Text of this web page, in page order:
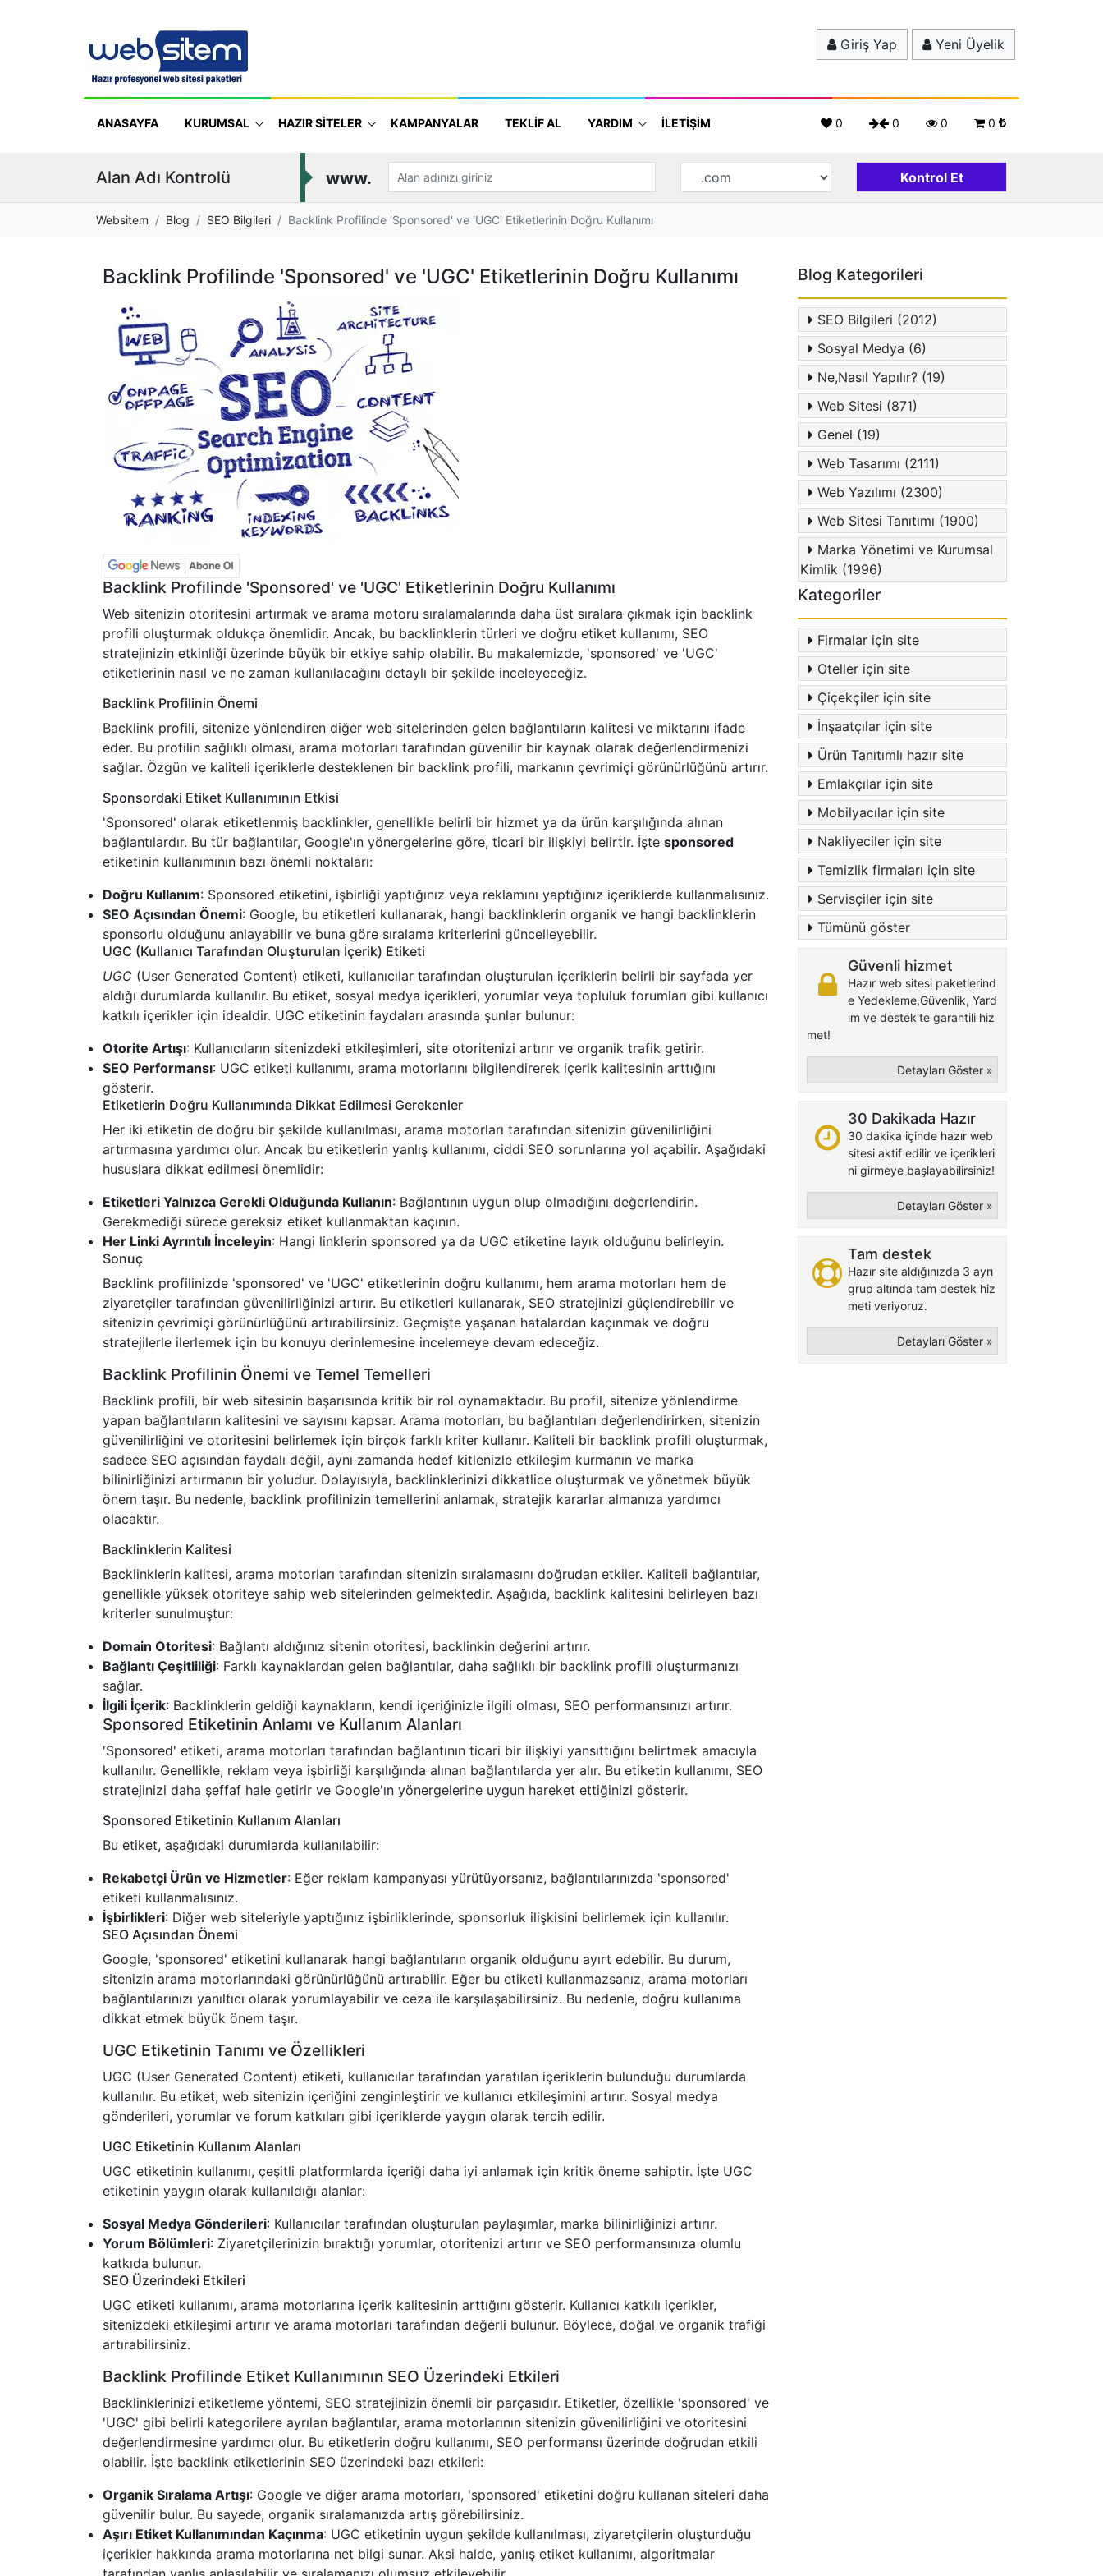
Giriş Yap Yeni Üyelik
0
0
0
0
ANASAYFA KURUMSAL HAZIR SİTELER KAMPANYALAR TEKLİF AL YARDIM İLETİŞİM
Alan Adı Kontrolü www.
Websitem Blog SEO Bilgileri Backlink Profilinde 'Sponsored' ve 'UGC' Etiketlerinin Doğru Kullanımı
Backlink Profilinde 'Sponsored' ve 'UGC' Etiketlerinin Doğru Kullanımı
Backlink Profilinde 'Sponsored' ve 'UGC' Etiketlerinin Doğru Kullanımı
Web sitenizin otoritesini artırmak ve arama motoru sıralamalarında daha üst sıralara çıkmak için backlink
profili oluşturmak oldukça önemlidir. Ancak, bu backlinklerin türleri ve doğru etiket kullanımı, SEO
stratejinizin etkinliği üzerinde büyük bir etkiye sahip olabilir. Bu makalemizde, 'sponsored' ve 'UGC'
etiketlerinin nasıl ve ne zaman kullanılacağını detaylı bir şekilde inceleyeceğiz.
Backlink Profilinin Önemi
Backlink profili, sitenize yönlendiren diğer web sitelerinden gelen bağlantıların kalitesi ve miktarını ifade
eder. Bu profilin sağlıklı olması, arama motorları tarafından güvenilir bir kaynak olarak değerlendirmenizi
sağlar. Özgün ve kaliteli içeriklerle desteklenen bir backlink profili, markanın çevrimiçi görünürlüğünü artırır.
Sponsordaki Etiket Kullanımının Etkisi
'Sponsored' olarak etiketlenmiş backlinkler, genellikle belirli bir hizmet ya da ürün karşılığında alınan
bağlantılardır. Bu tür bağlantılar, Google'ın yönergelerine göre, ticari bir ilişkiyi belirtir. İşte sponsored
etiketinin kullanımının bazı önemli noktaları:
Doğru Kullanım: Sponsored etiketini, işbirliği yaptığınız veya reklamını yaptığınız içeriklerde kullanmalısınız.
SEO Açısından Önemi: Google, bu etiketleri kullanarak, hangi backlinklerin organik ve hangi backlinklerin
sponsorlu olduğunu anlayabilir ve buna göre sıralama kriterlerini güncelleyebilir.
UGC (Kullanıcı Tarafından Oluşturulan İçerik) Etiketi
UGC (User Generated Content) etiketi, kullanıcılar tarafından oluşturulan içeriklerin belirli bir sayfada yer
aldığı durumlarda kullanılır. Bu etiket, sosyal medya içerikleri, yorumlar veya topluluk forumları gibi kullanıcı
katkılı içerikler için idealdir. UGC etiketinin faydaları arasında şunlar bulunur:
Otorite Artışı: Kullanıcıların sitenizdeki etkileşimleri, site otoritenizi artırır ve organik trafik getirir.
SEO Performansı: UGC etiketi kullanımı, arama motorlarını bilgilendirerek içerik kalitesinin arttığını
gösterir.
Etiketlerin Doğru Kullanımında Dikkat Edilmesi Gerekenler
Her iki etiketin de doğru bir şekilde kullanılması, arama motorları tarafından sitenizin güvenilirliğini
artırmasına yardımcı olur. Ancak bu etiketlerin yanlış kullanımı, ciddi SEO sorunlarına yol açabilir. Aşağıdaki
hususlara dikkat edilmesi önemlidir:
Etiketleri Yalnızca Gerekli Olduğunda Kullanın: Bağlantının uygun olup olmadığını değerlendirin.
Gerekmediği sürece gereksiz etiket kullanmaktan kaçının.
Her Linki Ayrıntılı İnceleyin: Hangi linklerin sponsored ya da UGC etiketine layık olduğunu belirleyin.
Sonuç
Backlink profilinizde 'sponsored' ve 'UGC' etiketlerinin doğru kullanımı, hem arama motorları hem de
ziyaretçiler tarafından güvenilirliğinizi artırır. Bu etiketleri kullanarak, SEO stratejinizi güçlendirebilir ve
sitenizin çevrimiçi görünürlüğünü artırabilirsiniz. Geçmişte yaşanan hatalardan kaçınmak ve doğru
stratejilerle ilerlemek için bu konuyu derinlemesine incelemeye devam edeceğiz.
Backlink Profilinin Önemi ve Temel Temelleri
Backlink profili, bir web sitesinin başarısında kritik bir rol oynamaktadır. Bu profil, sitenize yönlendirme
yapan bağlantıların kalitesini ve sayısını kapsar. Arama motorları, bu bağlantıları değerlendirirken, sitenizin
güvenilirliğini ve otoritesini belirlemek için birçok farklı kriter kullanır. Kaliteli bir backlink profili oluşturmak,
sadece SEO açısından faydalı değil, aynı zamanda hedef kitlenizle etkileşim kurmanın ve marka
bilinirliğinizi artırmanın bir yoludur. Dolayısıyla, backlinklerinizi dikkatlice oluşturmak ve yönetmek büyük
önem taşır. Bu nedenle, backlink profilinizin temellerini anlamak, stratejik kararlar almanıza yardımcı
olacaktır.
Backlinklerin Kalitesi
Backlinklerin kalitesi, arama motorları tarafından sitenizin sıralamasını doğrudan etkiler. Kaliteli bağlantılar,
genellikle yüksek otoriteye sahip web sitelerinden gelmektedir. Aşağıda, backlink kalitesini belirleyen bazı
kriterler sunulmuştur:
Domain Otoritesi: Bağlantı aldığınız sitenin otoritesi, backlinkin değerini artırır.
Bağlantı Çeşitliliği: Farklı kaynaklardan gelen bağlantılar, daha sağlıklı bir backlink profili oluşturmanızı
sağlar.
İlgili İçerik: Backlinklerin geldiği kaynakların, kendi içeriğinizle ilgili olması, SEO performansınızı artırır.
Sponsored Etiketinin Anlamı ve Kullanım Alanları
'Sponsored' etiketi, arama motorları tarafından bağlantının ticari bir ilişkiyi yansıttığını belirtmek amacıyla
kullanılır. Genellikle, reklam veya işbirliği karşılığında alınan bağlantılarda yer alır. Bu etiketin kullanımı, SEO
stratejinizi daha şeffaf hale getirir ve Google'ın yönergelerine uygun hareket ettiğinizi gösterir.
Sponsored Etiketinin Kullanım Alanları
Bu etiket, aşağıdaki durumlarda kullanılabilir:
Rekabetçi Ürün ve Hizmetler: Eğer reklam kampanyası yürütüyorsanız, bağlantılarınızda 'sponsored'
etiketi kullanmalısınız.
İşbirlikleri: Diğer web siteleriyle yaptığınız işbirliklerinde, sponsorluk ilişkisini belirlemek için kullanılır.
SEO Açısından Önemi
Google, 'sponsored' etiketini kullanarak hangi bağlantıların organik olduğunu ayırt edebilir. Bu durum,
sitenizin arama motorlarındaki görünürlüğünü artırabilir. Eğer bu etiketi kullanmazsanız, arama motorları
bağlantılarınızı yanıltıcı olarak yorumlayabilir ve ceza ile karşılaşabilirsiniz. Bu nedenle, doğru kullanıma
dikkat etmek büyük önem taşır.
UGC Etiketinin Tanımı ve Özellikleri
UGC (User Generated Content) etiketi, kullanıcılar tarafından yaratılan içeriklerin bulunduğu durumlarda
kullanılır. Bu etiket, web sitenizin içeriğini zenginleştirir ve kullanıcı etkileşimini artırır. Sosyal medya
gönderileri, yorumlar ve forum katkıları gibi içeriklerde yaygın olarak tercih edilir.
UGC Etiketinin Kullanım Alanları
UGC etiketinin kullanımı, çeşitli platformlarda içeriği daha iyi anlamak için kritik öneme sahiptir. İşte UGC
etiketinin yaygın olarak kullanıldığı alanlar:
Sosyal Medya Gönderileri: Kullanıcılar tarafından oluşturulan paylaşımlar, marka bilinirliğinizi artırır.
Yorum Bölümleri: Ziyaretçilerinizin bıraktığı yorumlar, otoritenizi artırır ve SEO performansınıza olumlu
katkıda bulunur.
SEO Üzerindeki Etkileri
UGC etiketi kullanımı, arama motorlarına içerik kalitesinin arttığını gösterir. Kullanıcı katkılı içerikler,
sitenizdeki etkileşimi artırır ve arama motorları tarafından değerli bulunur. Böylece, doğal ve organik trafiği
artırabilirsiniz.
Backlink Profilinde Etiket Kullanımının SEO Üzerindeki Etkileri
Backlinklerinizi etiketleme yöntemi, SEO stratejinizin önemli bir parçasıdır. Etiketler, özellikle 'sponsored' ve
'UGC' gibi belirli kategorilere ayrılan bağlantılar, arama motorlarının sitenizin güvenilirliğini ve otoritesini
değerlendirmesine yardımcı olur. Bu etiketlerin doğru kullanımı, SEO performansı üzerinde doğrudan etkili
olabilir. İşte backlink etiketlerinin SEO üzerindeki bazı etkileri:
Organik Sıralama Artışı: Google ve diğer arama motorları, 'sponsored' etiketini doğru kullanan siteleri daha
güvenilir bulur. Bu sayede, organik sıralamanızda artış görebilirsiniz.
Aşırı Etiket Kullanımından Kaçınma: UGC etiketinin uygun şekilde kullanılması, ziyaretçilerin oluşturduğu
içerikler hakkında arama motorlarına net bilgi sunar. Aksi halde, yanlış etiket kullanımı, algoritmalar
Blog Kategorileri
SEO Bilgileri (2012)
Sosyal Medya (6)
Ne,Nasıl Yapılır? (19)
Web Sitesi (871)
Genel (19)
Web Tasarımı (2111)
Web Yazılımı (2300)
Web Sitesi Tanıtımı (1900)
Marka Yönetimi ve Kurumsal
Kimlik (1996)
Kategoriler
Firmalar için site
Oteller için site
Çiçekçiler için site
İnşaatçılar için site
Ürün Tanıtımlı hazır site
Emlakçılar için site
Mobilyacılar için site
Nakliyeciler için site
Temizlik firmaları için site
Servisçiler için site
Tümünü göster
Güvenli hizmet
Hazır web sitesi paketlerind
e Yedekleme,Güvenlik, Yard
ım ve destek'te garantili hiz
met!
Detayları Göster »
30 Dakikada Hazır
30 dakika içinde hazır web
sitesi aktif edilir ve içerikleri
ni girmeye başlayabilirsiniz!
Detayları Göster »
Tam destek
Hazır site aldığınızda 3 ayrı
grup altında tam destek hiz
meti veriyoruz.
Detayları Göster »